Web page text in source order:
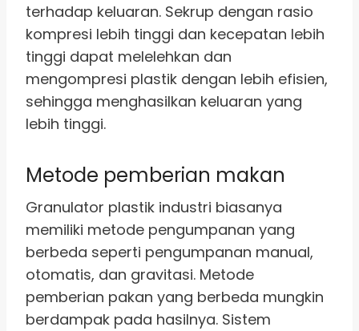
terhadap keluaran. Sekrup dengan rasio
kompresi lebih tinggi dan kecepatan lebih
tinggi dapat melelehkan dan
mengompresi plastik dengan lebih efisien,
sehingga menghasilkan keluaran yang
lebih tinggi.
Metode pemberian makan
Granulator plastik industri biasanya
memiliki metode pengumpanan yang
berbeda seperti pengumpanan manual,
otomatis, dan gravitasi. Metode
pemberian pakan yang berbeda mungkin
berdampak pada hasilnya. Sistem